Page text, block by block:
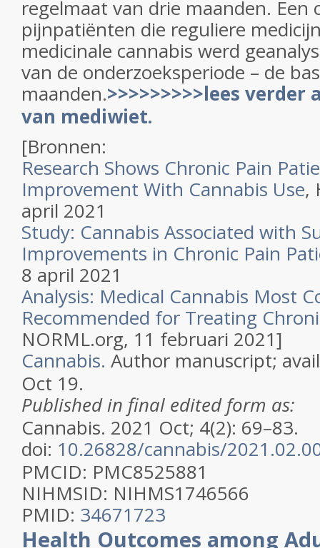
regelmaat van drie maanden.
pijnpatiënten die reguliere
medicinale cannabis werd
van de onderzoeksperiode – de
maanden.>>>>>>>>>lees
van mediwiet.
[Bronnen:
Research Shows Chronic Pain
Improvement With Cannabis Use,
april 2021
Study: Cannabis Associated with
Improvements in Chronic Pain
8 april 2021
Analysis: Medical Cannabis Most
Recommended for Treating
NORML.org, 11 februari 2021]
Cannabis. Author manuscript;
Oct 19.
Published in final edited form as:
Cannabis. 2021 Oct; 4(2): 69–83.
doi: 10.26828/cannabis/
PMCID: PMC8525881
NIHMSID: NIHMS1746566
PMID: 34671723
Health Outcomes among